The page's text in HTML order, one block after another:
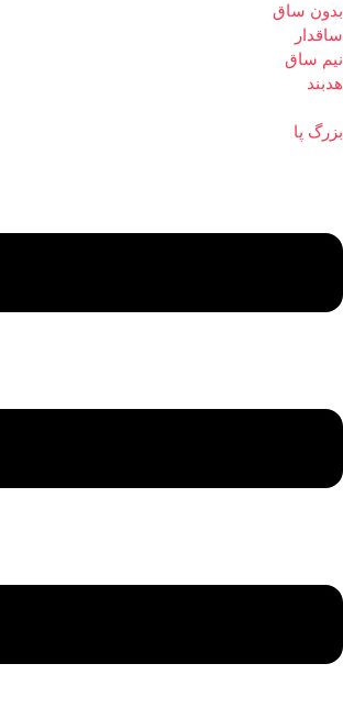
بدون ساق
ساقدار
نیم ساق
هدبند
بزرگ پا